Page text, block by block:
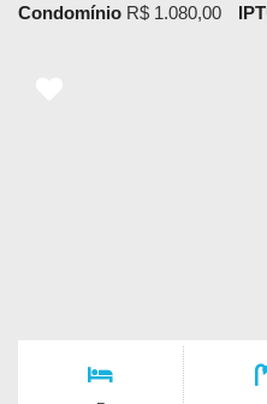
Condomínio R$ 1.080,00